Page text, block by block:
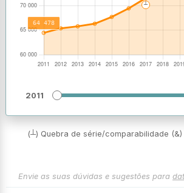
2011
(┴) Quebra de série/comparabilidade
Envie as suas dúvidas e sugestões para